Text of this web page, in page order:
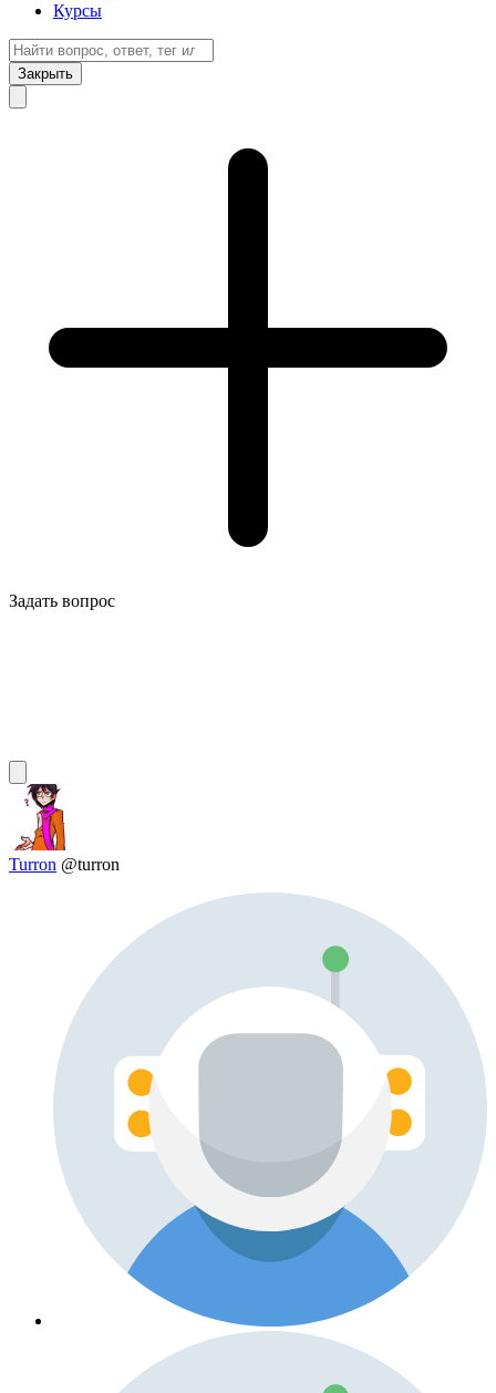
Курсы
Закрыть
Задать вопрос
Turron @turron